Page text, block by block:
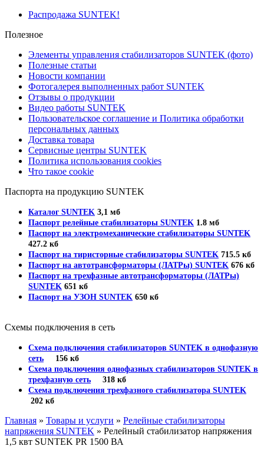
Распродажа SUNTEK!
Полезное
Элементы управления стабилизаторов SUNTEK (фото)
Полезные статьи
Новости компании
Фотогалерея выполненных работ SUNTEK
Отзывы о продукции
Видео работы SUNTEK
Пользовательское соглашение и Политика обработки
персональных данных
Доставка товара
Сервисные центры SUNTEK
Политика использования cookies
Что такое cookie
Паспорта на продукцию SUNTEK
Каталог SUNTEK 3,1 мб
Паспорт релейные стабилизаторы SUNTEK 1.8 мб
Паспорт на электромеханические стабилизаторы SUNTEK
427.2 кб
Паспорт на тиристорные стабилизаторы SUNTEK 715.5 кб
Паспорт на автотрансформаторы (ЛАТРы) SUNTEK 676 кб
Паспорт на трехфазные автотрансформаторы (ЛАТРы)
SUNTEK 651 кб
Паспорт на УЗОН SUNTEK 650 кб
Схемы подключения в сеть
Схема подключения стабилизаторов SUNTEK в однофазную
сеть 156 кб
Схема подключения однофазных стабилизаторов SUNTEK в
трехфазную сеть 318 кб
Схема подключения трехфазного стабилизатора SUNTEK
202 кб
Главная » Товары и услуги » Релейные стабилизаторы
напряжения SUNTEK » Релейный стабилизатор напряжения
1,5 квт SUNTEK PR 1500 ВА